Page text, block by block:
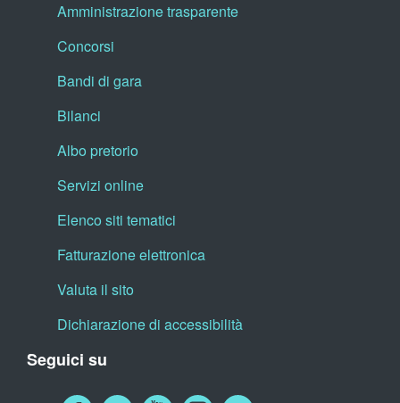
Amministrazione trasparente
Concorsi
Bandi di gara
Bilanci
Albo pretorio
Servizi online
Elenco siti tematici
Fatturazione elettronica
Valuta il sito
Dichiarazione di accessibilità
Seguici su